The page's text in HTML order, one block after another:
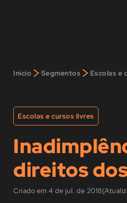
Início > Segmentos > Escolas e
Escolas e cursos livres
direitos
Criado em 4 de jul. de 2018